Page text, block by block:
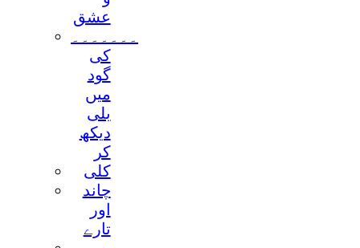
عشق
۔۔۔۔۔۔۔
کی
گود
ميں
بلی
ديکھ
کر
کلی
چاند
اور
تارے